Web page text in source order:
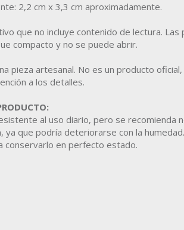
2,2 cm x 3,3 cm aproximadamente.
que no incluye contenido de lectura. Las
compacto y no se puede abrir.
pieza artesanal. No es un producto
a los detalles.
al uso diario, pero se recomienda
ya que podría deteriorarse con la humedad.
conservarlo en perfecto estado.